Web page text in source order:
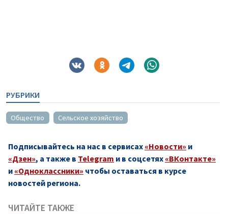
РУБРИКИ
Общество Сельское хозяйство
Подписывайтесь на нас в сервисах «Новости» и
«Дзен», а также в Telegram и в соцсетях «ВКонтакте»
и «Одноклассники» чтобы оставаться в курсе
новостей региона.
ЧИТАЙТЕ ТАКЖЕ